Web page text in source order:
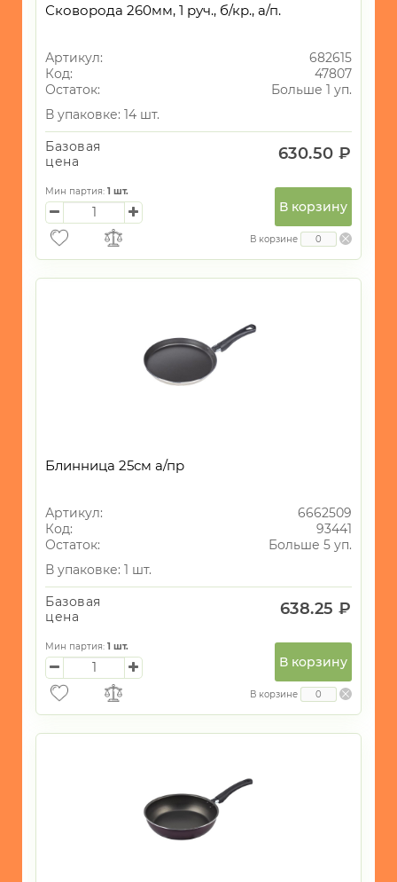
Сковорода 260мм, 1 руч., б/кр., а/п.
Артикул:
682615
Код:
47807
Остаток:
Больше 1 уп.
В упаковке: 14 шт.
Базовая
цена
630.50 ₽
Мин партия: 1 шт.
В корзину
В корзине
Блинница 25см а/пр
Артикул:
6662509
Код:
93441
Остаток:
Больше 5 уп.
В упаковке: 1 шт.
Базовая
цена
638.25 ₽
Мин партия: 1 шт.
В корзину
В корзине